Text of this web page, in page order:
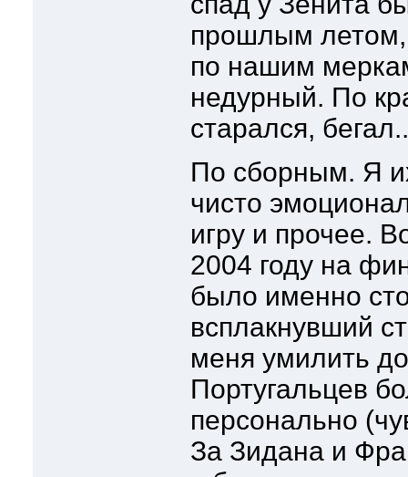
прошлым летом,
по нашим
недурный. По
старался,
По сборным. Я
чисто
игру и прочее.
2004 году на
было именно
всплакнувший
меня умилить
Португальцев
персонально
За Зидана и